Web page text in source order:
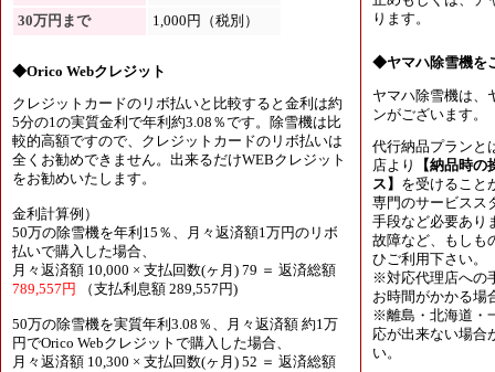
30万円まで
1,000円（税別）
◆Orico Webクレジット
クレジットカードのリボ払いと比較すると金利は約
5分の1の実質金利で年利約3.08％です。除雪機は比
較的高額ですので、クレジットカードのリボ払いは
全くお勧めできません。出来るだけWEBクレジット
をお勧めいたします。
金利計算例）
50万の除雪機を年利15％、月々返済額1万円のリボ
払いで購入した場合、
月々返済額 10,000 × 支払回数(ヶ月) 79 ＝ 返済総額
789,557円
（支払利息額 289,557円)
50万の除雪機を実質年利3.08％、月々返済額 約1万
円でOrico Webクレジットで購入した場合、
月々返済額 10,300 × 支払回数(ヶ月) 52 ＝ 返済総額
ります。
◆ヤマハ除雪機を
ヤマハ除雪機は、
ンがございます。
代行納品プランと
店より
【納品時
ス】 を受けること
専門のサービスス
手段など必要あり
故障など、もしも
ひご利用下さい。
※対応代理店への
お時間がかかる場
※離島・北海道・
応が出来ない場合
い。